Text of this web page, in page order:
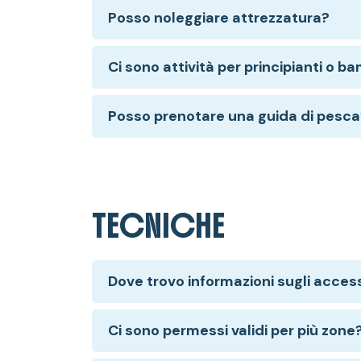
Posso noleggiare attrezzatura?
Ci sono attività per principianti o
Posso prenotare una guida di
TECNICHE
Dove trovo informazioni sugli
Ci sono permessi validi per più